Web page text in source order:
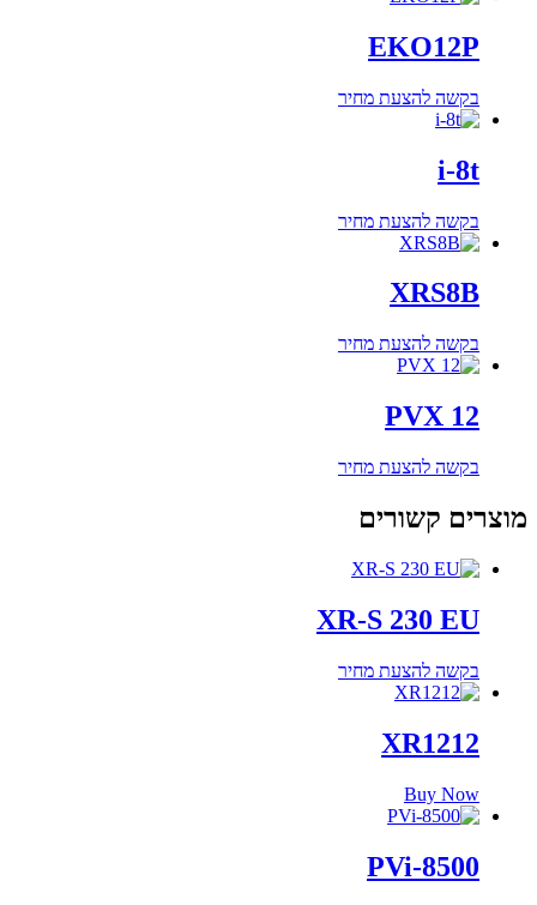
EKO12P
בקשה להצעת מחיר
i-8t
בקשה להצעת מחיר
XRS8B
בקשה להצעת מחיר
PVX 12
בקשה להצעת מחיר
מוצרים קשורים
XR-S 230 EU
בקשה להצעת מחיר
XR1212
Buy Now
PVi-8500